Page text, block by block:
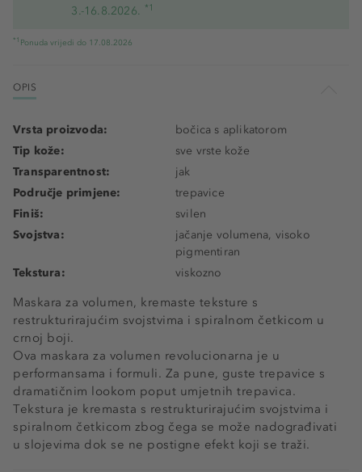
3.-16.8.2026. *1
*1 Ponuda vrijedi do 17.08.2026
OPIS
Maskara za volumen, kremaste teksture s
restrukturirajućim svojstvima i spiralnom četkicom u
crnoj boji.
Ova maskara za volumen revolucionarna je u
performansama i formuli. Za pune, guste trepavice s
dramatičnim lookom poput umjetnih trepavica.
Tekstura je kremasta s restrukturirajućim svojstvima i
spiralnom četkicom zbog čega se može nadograđivati
u slojevima dok se ne postigne efekt koji se traži.
Vrsta proizvoda:
bočica s aplikatorom
Tip kože:
sve vrste kože
Transparentnost:
jak
Područje primjene:
trepavice
Finiš:
svilen
Svojstva:
jačanje volumena, visoko
pigmentiran
Tekstura:
viskozno